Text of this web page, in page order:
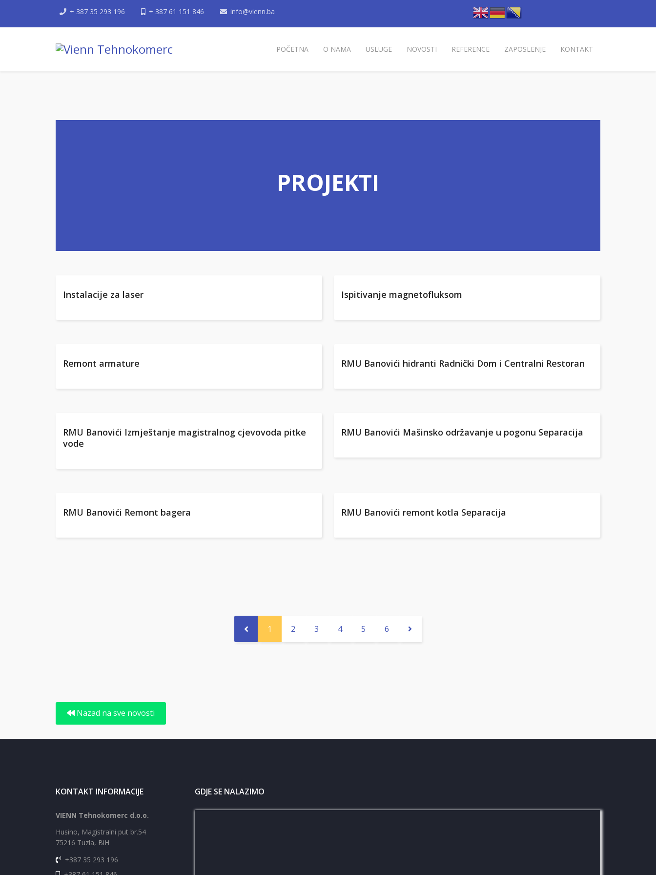
+ 387 35 293 196 + 387 61 151 846 info@vienn.ba
POČETNA O NAMA USLUGE NOVOSTI REFERENCE ZAPOSLENJE KONTAKT
PROJEKTI
Instalacije za laser Ispitivanje magnetofluksom
Remont armature RMU Banovići hidranti Radnički Dom i Centralni Restoran
RMU Banovići Izmještanje magistralnog cjevovoda pitke
vode
RMU Banovići Mašinsko održavanje u pogonu Separacija
RMU Banovići Remont bagera RMU Banovići remont kotla Separacija
1 2 3 4 5 6
Nazad na sve novosti
KONTAKT INFORMACIJE
VIENN Tehnokomerc d.o.o.
Husino, Magistralni put br.54
75216 Tuzla, BiH
+387 35 293 196
GDJE SE NALAZIMO